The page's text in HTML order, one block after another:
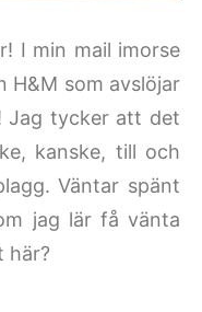
I min mail imorse
H&M som avslöjar
Jag tycker att det
kanske, till och
Väntar spänt
jag lär få vänta
här?